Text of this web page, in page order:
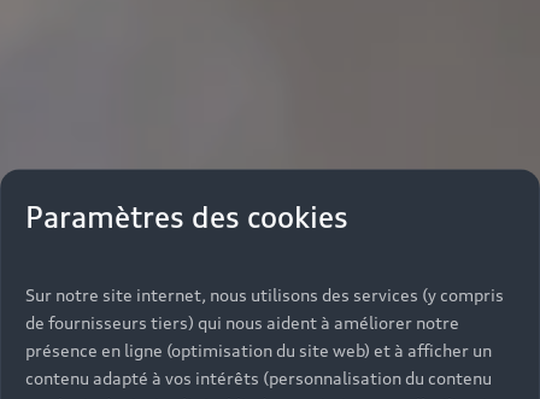
Paramètres des cookies
Sur notre site internet, nous utilisons des services (y compris
de fournisseurs tiers) qui nous aident à améliorer notre
présence en ligne (optimisation du site web) et à afficher un
contenu adapté à vos intérêts (personnalisation du contenu